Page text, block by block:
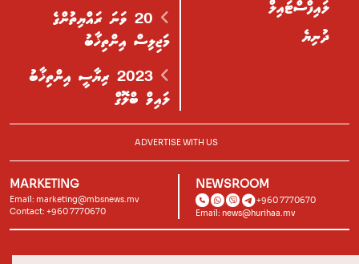
ލައިފްސްޓައިލް
ދުނިޔެ
20 ވަނަ ރައްޔިތުންގެ
މަޖިލިސް އިންތިޚާބު
2023 ރިޔާސީ އިންތިޚާބު
ލައިވް ބްލޮގް
ADVERTISE WITH US
MARKETING
Email: marketing@mbsnews.mv
Contact: +960 7770670
NEWSROOM
+960 7770670
Email: news@hurihaa.mv